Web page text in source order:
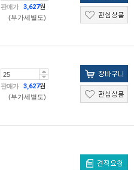
판매가 3,627원
(부가세별도)
판매가 3,627원
(부가세별도)